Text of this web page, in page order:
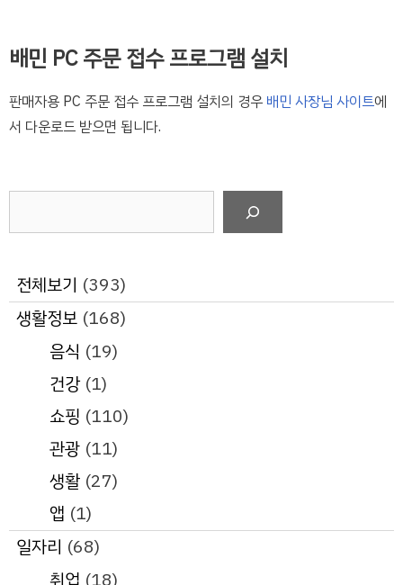
배민 PC 주문 접수 프로그램 설치
판매자용 PC 주문 접수 프로그램 설치의 경우 배민 사장님 사이트에
서 다운로드 받으면 됩니다.
전체보기 (393)
생활정보 (168)
음식 (19)
건강(1)
쇼핑 (110)
관광(11)
생활(27)
앱 (1)
일자리 (68)